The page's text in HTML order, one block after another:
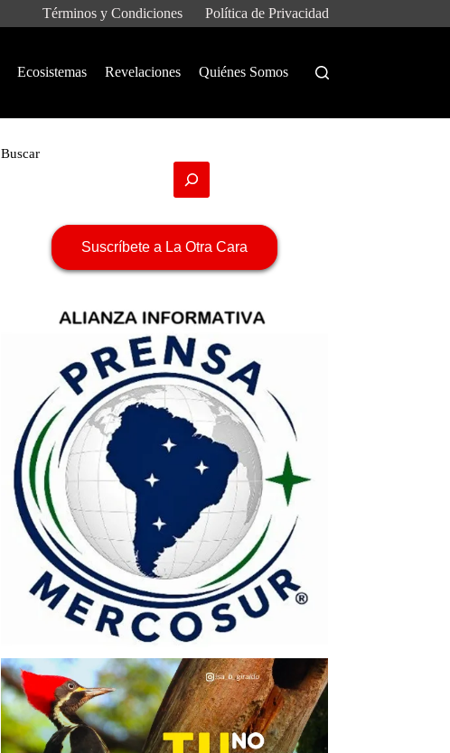
Términos y Condiciones Política de Privacidad
Ecosistemas Revelaciones Quiénes Somos
Buscar
Suscríbete a La Otra Cara